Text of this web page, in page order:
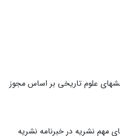
علوم تاریخی بر اساس مجوز
مهم نشریه در خبرنامه نشریه